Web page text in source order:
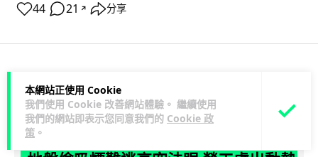
本網站正使用 Cookie
我們使用 Cookie 改善網站體驗。 繼續使用
我們的網站即表示您同意我們的 Cookie 政
策 。
44 21 ↗ 分享
人工智能
Vin 1 日